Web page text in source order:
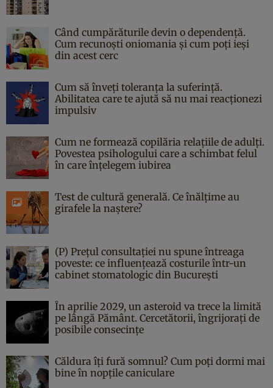
Când cumpărăturile devin o dependență.
Cum recunoști oniomania și cum poți ieși
din acest cerc
Cum să înveți toleranța la suferință.
Abilitatea care te ajută să nu mai reacționezi
impulsiv
Cum ne formează copilăria relațiile de adulți.
Povestea psihologului care a schimbat felul
în care înțelegem iubirea
Test de cultură generală. Ce înălțime au
girafele la naștere?
(P) Prețul consultației nu spune întreaga
poveste: ce influențează costurile într-un
cabinet stomatologic din București
În aprilie 2029, un asteroid va trece la limită
pe lângă Pământ. Cercetătorii, îngrijorați de
posibile consecințe
Căldura îți fură somnul? Cum poți dormi mai
bine în nopțile caniculare